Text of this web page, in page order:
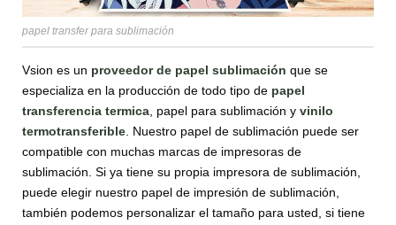
papel transfer para sublimación
Vsion es un proveedor de papel sublimación que se
especializa en la producción de todo tipo de papel
transferencia termica , papel para sublimación y vinilo
termotransferible . Nuestro papel de sublimación puede ser
compatible con muchas marcas de impresoras de
sublimación. Si ya tiene su propia impresora de sublimación,
puede elegir nuestro papel de impresión de sublimación,
también podemos personalizar el tamaño para usted, si tiene